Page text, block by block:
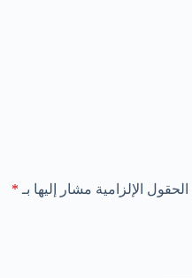
الحقول الإلزامية مشار إليها بـ *